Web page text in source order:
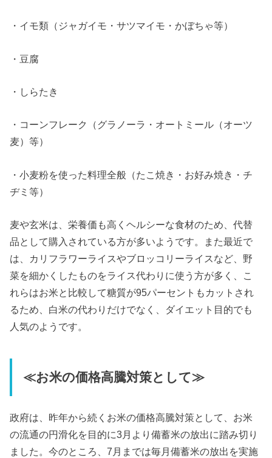
・イモ類（ジャガイモ・サツマイモ・かぼちゃ等）
・豆腐
・しらたき
・コーンフレーク（グラノーラ・オートミール（オーツ
麦）等）
・小麦粉を使った料理全般（たこ焼き・お好み焼き・チ
ヂミ等）
麦や玄米は、栄養価も高くヘルシーな食材のため、代替
品として購入されている方が多いようです。また最近で
は、カリフラワーライスやブロッコリーライスなど、野
菜を細かくしたものをライス代わりに使う方が多く、こ
れらはお米と比較して糖質が95パーセントもカットされ
るため、白米の代わりだけでなく、ダイエット目的でも
人気のようです。
≪お米の価格高騰対策として≫
政府は、昨年から続くお米の価格高騰対策として、お米
の流通の円滑化を目的に3月より備蓄米の放出に踏み切り
ました。今のところ、7月までは毎月備蓄米の放出を実施